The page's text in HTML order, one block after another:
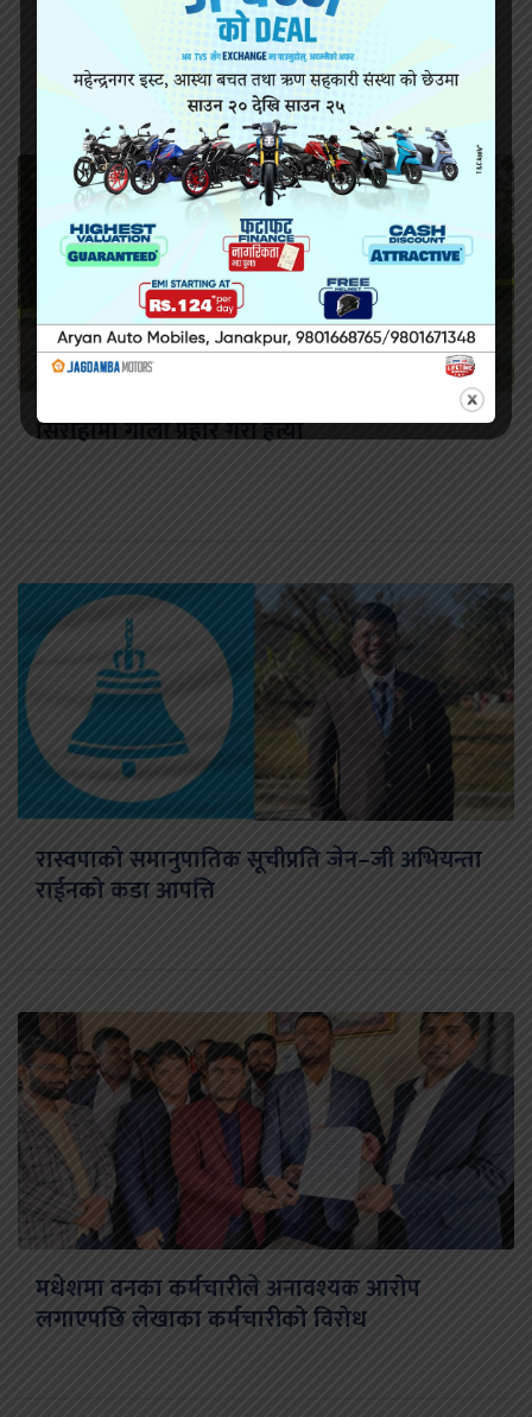
सिराहामा गोली प्रहार गरी हत्या
रास्वपाको समानुपातिक सूचीप्रति जेन–जी अभियन्ता
राईनको कडा आपत्ति
मधेशमा वनका कर्मचारीले अनावश्यक आरोप
लगाएपछि लेखाका कर्मचारीको विरोध